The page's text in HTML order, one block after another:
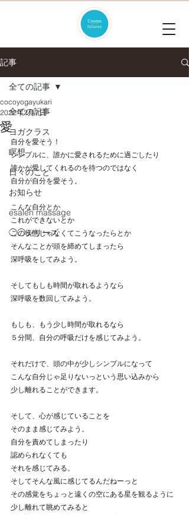
記事
全ての記事
ヨガクラス
瞑想
日々のこと
お知らせ
esalen massage
◯◯シリーズ
全ての記事
愛
cocoyogayukari
2022年2月7日
自分を愛そう！
シンプルに、誰かに愛されるために過ごしたり
誰かが愛してくれるのを待つのではなく
自分が自分を愛そう。
こんな自分とか
これができないとか
この状態じゃなくてこうなったらとか
そんなことが頭を締めてしまったら
深呼吸をしてみよう。
そしてもしも時間が取れるようなら
深呼吸を数回してみよう。
もしも、もう少し時間が取れるなら
５分間、自分の呼吸だけを感じてみよう。
それだけで、頭の中が少しシンプルになって
こんな自分じゃ足りないっという思い込みから
少し離れることができます。
そして、心が感じていることを
そのまま感じてみよう。
自分を責めてしまったり
認められなくても
それを感じてみる。
そしてそんな風に感じてるんだねーっと
その感覚をちょっと遠くの空にある星を観るように
少し離れて眺めてみると